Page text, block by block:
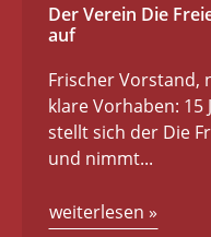
Der Verein Die
auf
Frischer Vorstand,
klare Vorhaben:
stellt sich der Die
und nimmt...
weiterlesen »